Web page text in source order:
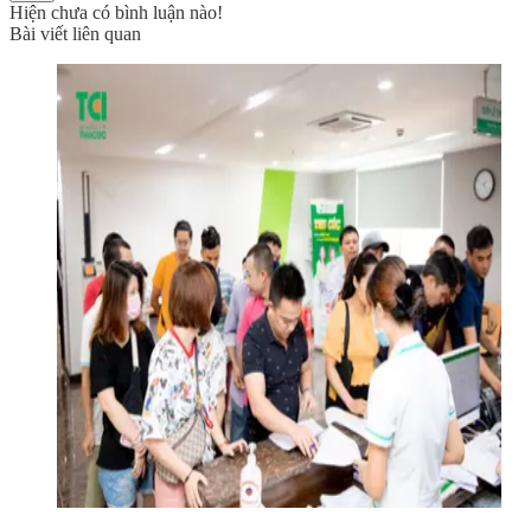
Hiện chưa có bình luận nào!
Bài viết liên quan